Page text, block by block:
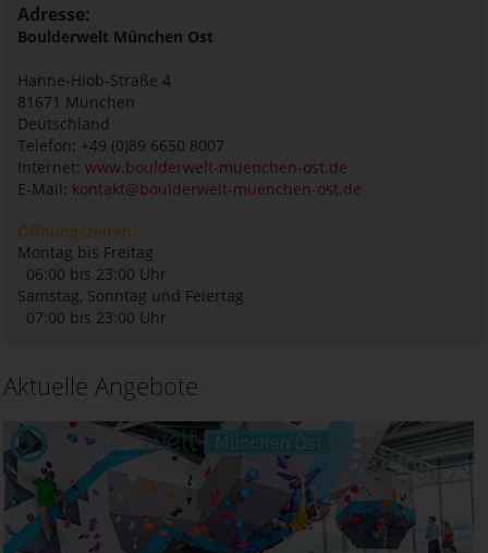
Adresse:
Boulderwelt München Ost
Hanne-Hiob-Straße 4
81671 München
Deutschland
Telefon: +49 (0)89 6650 8007
Internet: www.boulderwelt-muenchen-ost.de
E-Mail: kontakt@boulderwelt-muenchen-ost.de
Öffnungszeiten:
Montag bis Freitag
06:00 bis 23:00 Uhr
Samstag, Sonntag und Feiertag
07:00 bis 23:00 Uhr
Aktuelle Angebote